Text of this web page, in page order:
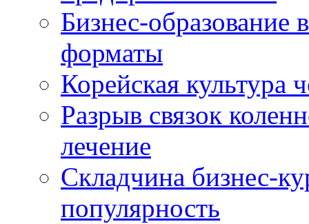
Бизнес-образование
форматы
Корейская культура
Разрыв связок
лечение
Складчина бизнес-
популярность